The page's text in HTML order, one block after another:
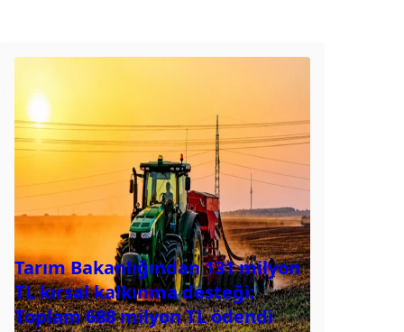
Tarım Bakanlığından 131 milyon
TL kırsal kalkınma desteği:
Toplam 688 milyon TL ödendi